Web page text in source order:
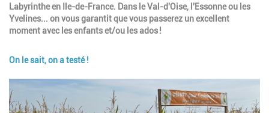
Labyrinthe en Ile-de-France. Dans le Val-d'Oise, l'Essonne ou les
Yvelines... on vous garantit que vous passerez un excellent
moment avec les enfants et/ou les ados !
On le sait, on a testé !
Image